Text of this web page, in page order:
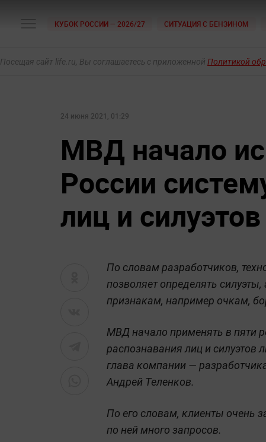
КУБОК РОССИИ — 2026/27 СИТУАЦИЯ С БЕНЗИНОМ
Посещая сайт life.ru, Вы соглашаетесь с приложенной Политикой
24 июня 2021, 01:29
МВД начало
России
лиц и
По словам разработчиков,
позволяет определять
признакам, например очкам,
МВД начало применять в пяти
распознавания лиц и
глава компании —
Андрей Теленков.
По его словам, клиенты очень
по ней много запросов.